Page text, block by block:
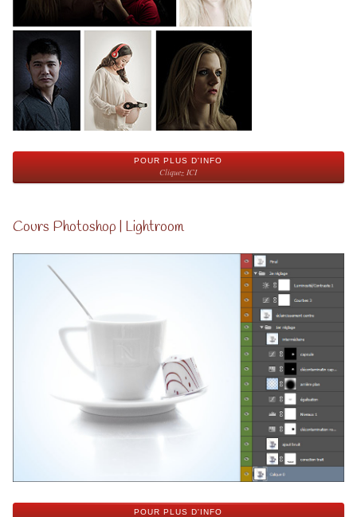
POUR PLUS D'INFO
Cliquez ICI
Cours Photoshop | Lightroom
POUR PLUS D'INFO